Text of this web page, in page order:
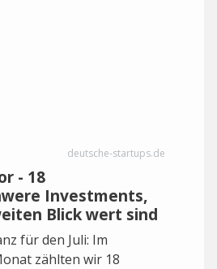
deutsche-startups.de
- 18
Investments,
Blick wert sind
für den Juli: Im
zählten wir 18